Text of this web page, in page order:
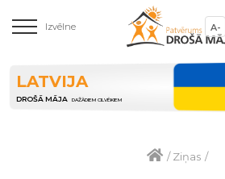
Izvēlne A-
LATVIJA
DROŠĀ MĀJA DAŽĀDIEM CILVĒKIEM
/Ziņas /